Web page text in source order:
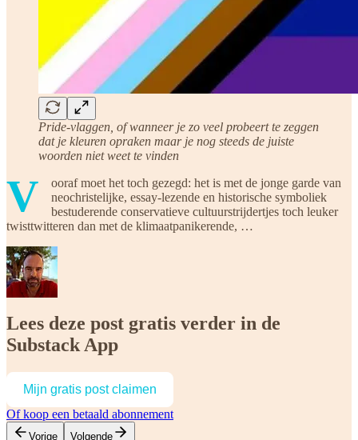
Pride-vlaggen, of wanneer je zo veel probeert te zeggen
dat je kleuren opraken maar je nog steeds de juiste
woorden niet weet te vinden
V
ooraf moet het toch gezegd: het is met de jonge garde van
neochristelijke, essay-lezende en historische symboliek
bestuderende conservatieve cultuurstrijdertjes toch leuker
twisttwitteren dan met de klimaatpanikerende, …
Lees deze post gratis verder in de
Substack App
Mijn gratis post claimen
Of koop een betaald abonnement
Vorige Volgende